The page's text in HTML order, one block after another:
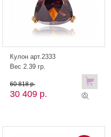
Кулон арт.2333
Вес 2.39 гр.
30 409 р.
60 818 р.